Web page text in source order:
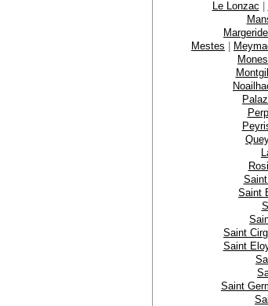
Le Lonzac |
Mestes |
Saint
Saint
Saint
Saint